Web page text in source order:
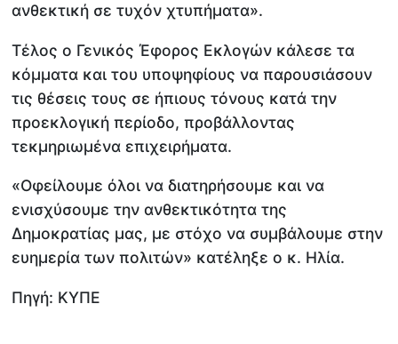
ανθεκτική σε τυχόν χτυπήματα».
Τέλος ο Γενικός Έφορος Εκλογών κάλεσε τα
κόμματα και του υποψηφίους να παρουσιάσουν
τις θέσεις τους σε ήπιους τόνους κατά την
προεκλογική περίοδο, προβάλλοντας
τεκμηριωμένα επιχειρήματα.
«Οφείλουμε όλοι να διατηρήσουμε και να
ενισχύσουμε την ανθεκτικότητα της
Δημοκρατίας μας, με στόχο να συμβάλουμε στην
ευημερία των πολιτών» κατέληξε ο κ. Ηλία.
Πηγή: ΚΥΠΕ